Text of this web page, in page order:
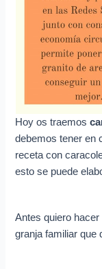
Hoy os traemos
debemos tener en
receta con
esto se puede
Antes quiero
granja familiar que